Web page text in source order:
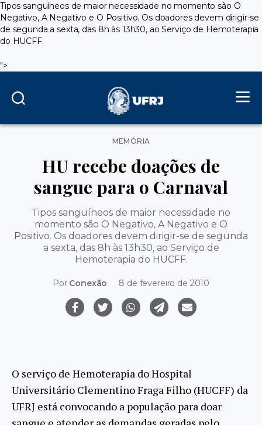
Tipos sanguíneos de maior necessidade no momento são O
Negativo, A Negativo e O Positivo. Os doadores devem dirigir-se
de segunda a sexta, das 8h às 13h30, ao Serviço de Hemoterapia
do HUCFF.
">
Categorias
MEMÓRIA
HU recebe doações de
sangue para o Carnaval
Tipos sanguíneos de maior necessidade no
momento são O Negativo, A Negativo e O
Positivo. Os doadores devem dirigir-se de segunda
a sexta, das 8h às 13h30, ao Serviço de
Hemoterapia do HUCFF.
Por Conexão 8 de fevereiro de 2010
O serviço de Hemoterapia do Hospital
Universitário Clementino Fraga Filho (HUCFF) da
UFRJ está convocando a população para doar